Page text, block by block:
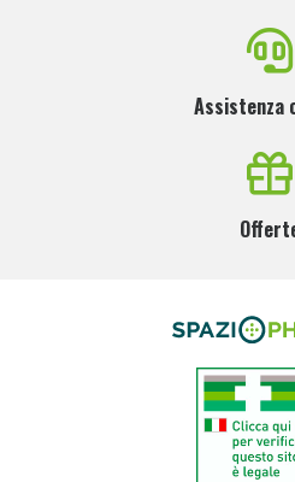
Assistenza